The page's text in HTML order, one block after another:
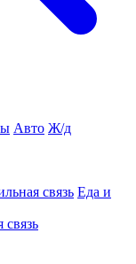
Авто Ж/д
связь Еда и
связь